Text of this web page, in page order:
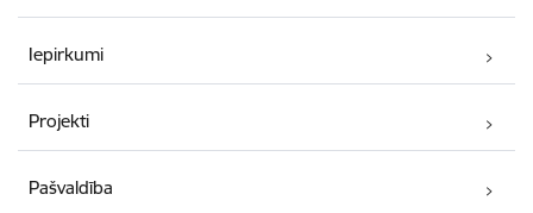
Iepirkumi
Projekti
Pašvaldība